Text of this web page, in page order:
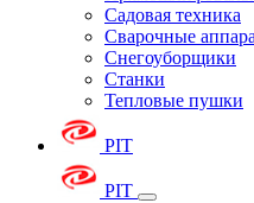
Садовая техника
Сварочные
Снегоуборщики
Станки
Тепловые пушки
PIT
PIT